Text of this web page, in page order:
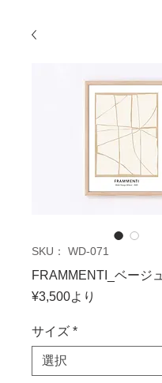
SKU： WD-071
FRAMMENTI_ベージュ
¥3,500より
価
サイズ *